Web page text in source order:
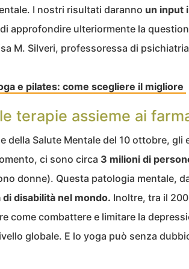
I nostri risultati daranno un input
approfondire ulteriormente la
M. Silveri, professoressa di
e pilates: come scegliere il migliore
terapie assieme ai
della Salute Mentale del 10 ottobre, gli
ci sono circa 3 milioni di
donne). Questa patologia mentale,
disabilità nel mondo. Inoltre, tra il
come combattere e limitare la
globale. E lo yoga può senza